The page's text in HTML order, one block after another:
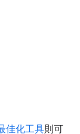
佳化工具則可